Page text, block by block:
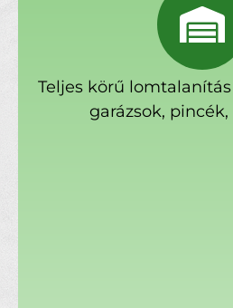
Teljes körű
garázsok,